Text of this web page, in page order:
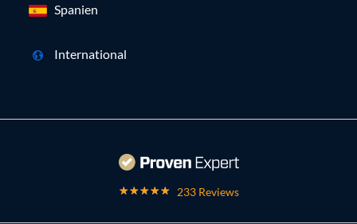
Spanien
International
233 Reviews